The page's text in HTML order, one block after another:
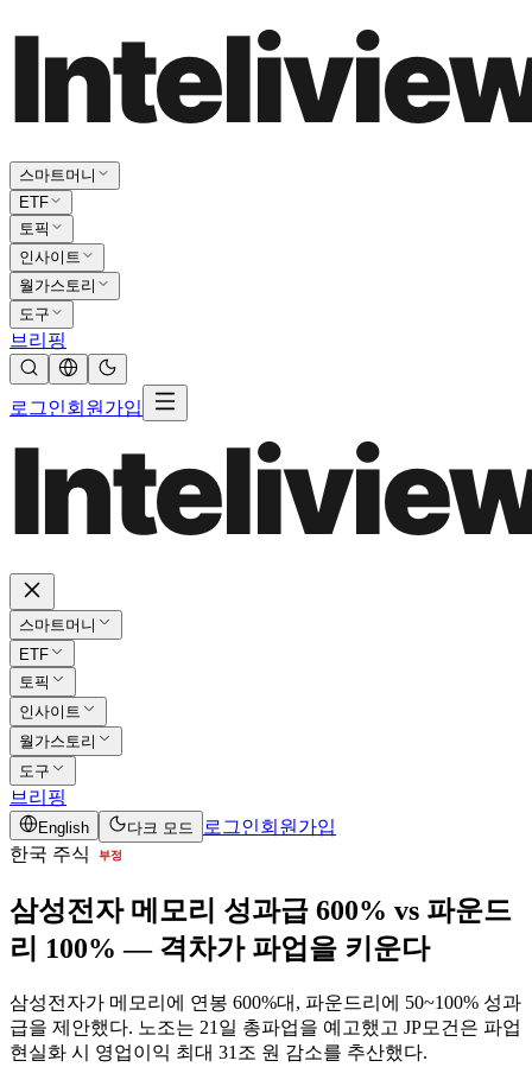
스마트머니
ETF
토픽
인사이트
월가스토리
도구
브리핑
로그인회원가입
스마트머니
ETF
토픽
인사이트
월가스토리
도구
브리핑
English 다크 모드 로그인회원가입
한국 주식
부정
삼성전자 메모리 성과급 600% vs 파운드
리 100% — 격차가 파업을 키운다
삼성전자가 메모리에 연봉 600%대, 파운드리에 50~100% 성과
급을 제안했다. 노조는 21일 총파업을 예고했고 JP모건은 파업
현실화 시 영업이익 최대 31조 원 감소를 추산했다.